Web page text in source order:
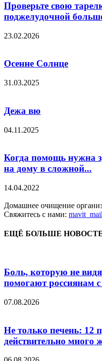
Проверьте свою
поджелудочной
23.02.2026
Осенне Солнце
31.03.2025
Дежа вю
04.11.2025
Когда помощь нужна
на дому в сложной...
14.04.2022
Домашнее очищение
Свяжитесь с нами:
ЕЩЁ БОЛЬШЕ
Боль, которую не
помогают россиянам
07.08.2026
Не только печень: 12
действительно много